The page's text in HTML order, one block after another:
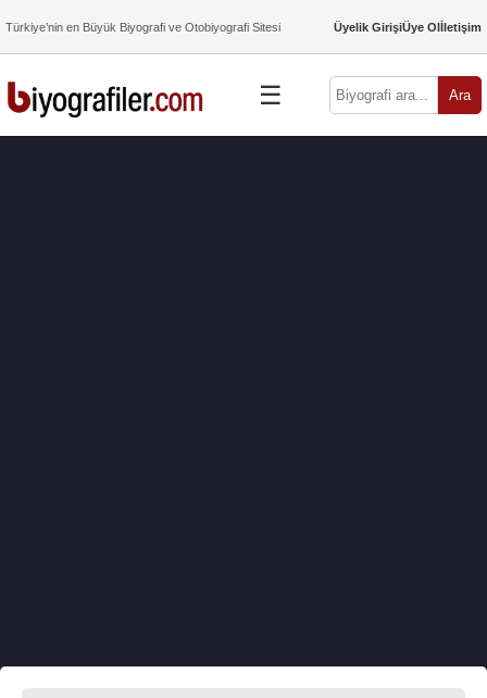
Türkiye’nin en Büyük Biyografi ve Otobiyografi Sitesi Üyelik GirişiÜye Olİletişim
☰ Ara